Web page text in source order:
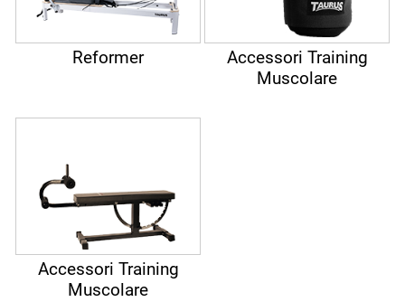
Reformer
Accessori Training
Muscolare
Accessori Training
Muscolare